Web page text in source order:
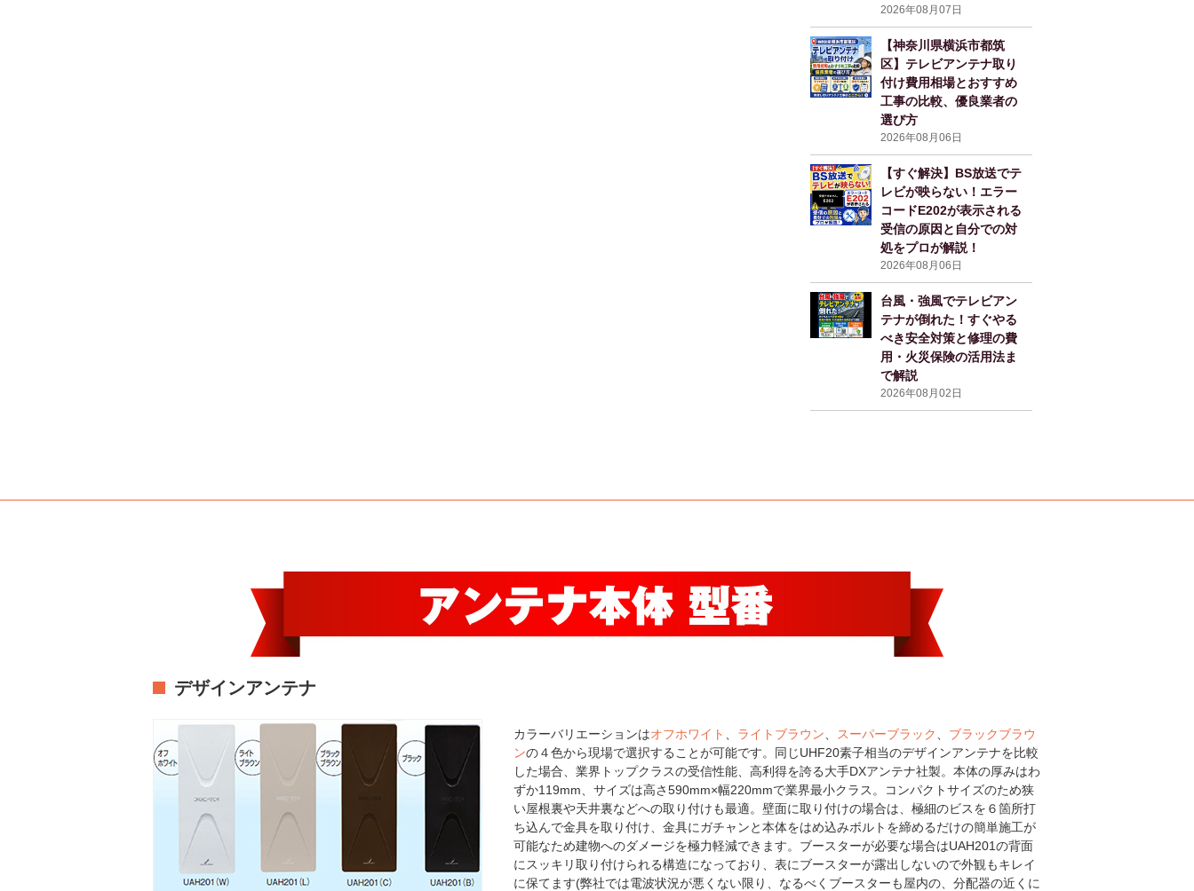
2026年08月07日
【神奈川県横浜市都筑
区】テレビアンテナ取り
付け費用相場とおすすめ
工事の比較、優良業者の
選び方
2026年08月06日
【すぐ解決】BS放送でテ
レビが映らない！エラー
コードE202が表示される
受信の原因と自分での対
処をプロが解説！
2026年08月06日
台風・強風でテレビアン
テナが倒れた！すぐやる
べき安全対策と修理の費
用・火災保険の活用法ま
で解説
2026年08月02日
デザインアンテナ
カラーバリエーションはオフホワイト ライトブラウン スーパーブラック
ブラックブラウ
ンの４色から現場で選択することが可能です。同じUHF20素子相当のデザインアンテナを比較
した場合、業界トップクラスの受信性能、高利得を誇る大手DXアンテナ社製。本体の厚みはわ
ずか119mm、サイズは高さ590mm×幅220mmで業界最小クラス。コンパクトサイズのため狭
い屋根裏や天井裏などへの取り付けも最適。壁面に取り付けの場合は、極細のビスを６箇所打
ち込んで金具を取り付け、金具にガチャンと本体をはめ込みボルトを締めるだけの簡単施工が
可能なため建物へのダメージを極力軽減できます。ブースターが必要な場合はUAH201の背面
にスッキリ取り付けられる構造になっており、表にブースターが露出しないので外観もキレイ
に保てます(弊社では電波状況が悪くない限り、なるべくブースターも屋内の、分配器の近くに